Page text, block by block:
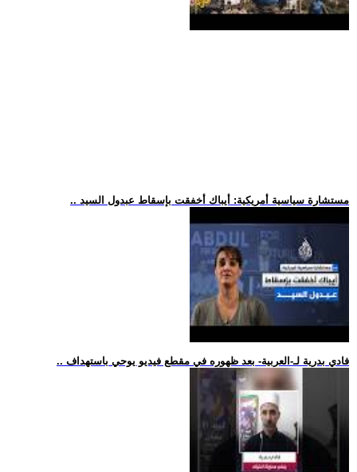
.. مستشارة سياسية أمريكية: أيباك أخفقت بإسقاط عبدول السيد
.. فادي بدرية لـ-العربية- بعد ظهوره في مقطع فيديو يوحي باستهداف